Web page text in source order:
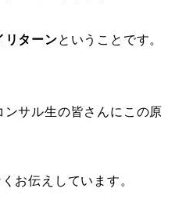
リターンということです。
サル生の皆さんにこの原
お伝えしています。